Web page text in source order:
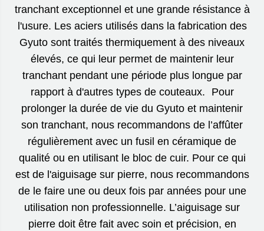
tranchant exceptionnel et une grande résistance à
l'usure. Les aciers utilisés dans la fabrication des
Gyuto sont traités thermiquement à des niveaux
élevés, ce qui leur permet de maintenir leur
tranchant pendant une période plus longue par
rapport à d'autres types de couteaux. Pour
prolonger la durée de vie du Gyuto et maintenir
son tranchant, nous recommandons de l’affûter
régulièrement avec un fusil en céramique de
qualité ou en utilisant le bloc de cuir. Pour ce qui
est de l'aiguisage sur pierre, nous recommandons
de le faire une ou deux fois par années pour une
utilisation non professionnelle. L’aiguisage sur
pierre doit être fait avec soin et précision, en